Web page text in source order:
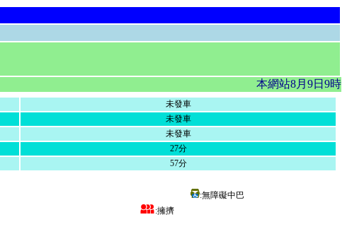
本網站8月9日9
未發車
未發車
未發車
27分
57分
:無障礙中巴
:擁擠